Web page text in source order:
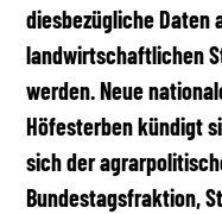
diesbezügliche Daten
landwirtschaftlichen
werden. Neue
Höfesterben kündigt
sich der
Bundestagsfraktion,